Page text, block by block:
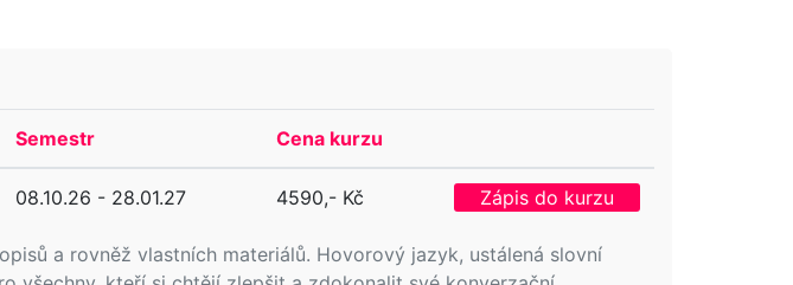
a rovněž vlastních materiálů. Hovorový jazyk, ustálená slovní
Semestr Cena kurzu
08.10.26 - 28.01.27 4590,- Kč Zápis do kurzu